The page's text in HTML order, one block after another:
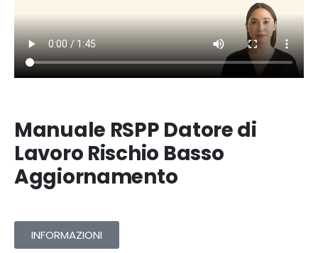
Manuale RSPP Datore di
Lavoro Rischio Basso
Aggiornamento
INFORMAZIONI